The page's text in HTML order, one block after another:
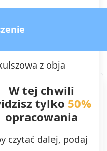
z obja
W tej chwili
tylko 50%
opracowania
czytać dalej, podaj